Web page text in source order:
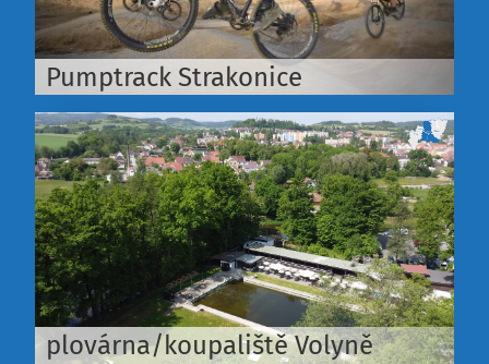
Pumptrack Strakonice
plovárna/koupaliště Volyně